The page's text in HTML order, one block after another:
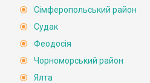
Сімферопольський район
Судак
Феодосія
Чорноморський район
Ялта